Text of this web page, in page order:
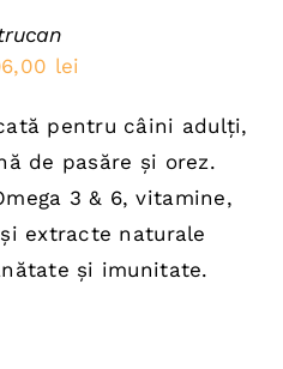
lei.
lei
este:
96,00 lei.
pentru câini adulți,
de pasăre și orez.
3 & 6, vitamine,
extracte naturale
și imunitate.